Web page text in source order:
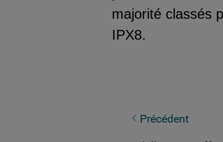
majorité classés
IPX8.
Précédent
Êtes-vous sportif ?